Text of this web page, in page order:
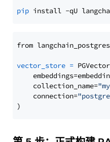
pip
from langchain_postgres
vector_store =
    collection_name=
    connection=